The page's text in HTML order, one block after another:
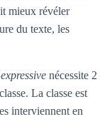
mieux révéler
du texte, les
nécessite 2
La classe est
interviennent en